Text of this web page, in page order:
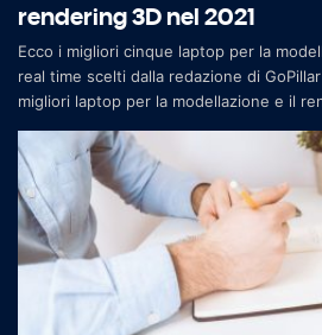
rendering 3D nel 2021
Ecco i migliori cinque laptop per la
real time scelti dalla redazione di
migliori laptop per la modellazione e il